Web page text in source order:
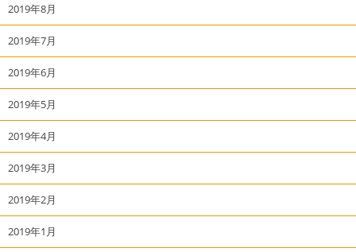
2019年8月
2019年7月
2019年6月
2019年5月
2019年4月
2019年3月
2019年2月
2019年1月